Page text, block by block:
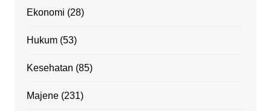
Ekonomi (28)
Hukum(53)
Kesehatan (85)
Majene(231)